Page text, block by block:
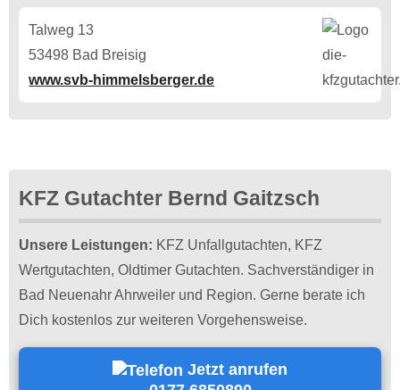
Talweg 13
53498 Bad Breisig
www.svb-himmelsberger.de
KFZ Gutachter Bernd Gaitzsch
Unsere Leistungen: KFZ Unfallgutachten, KFZ
Wertgutachten, Oldtimer Gutachten. Sachverständiger in
Bad Neuenahr Ahrweiler und Region. Gerne berate ich
Dich kostenlos zur weiteren Vorgehensweise.
Jetzt anrufen